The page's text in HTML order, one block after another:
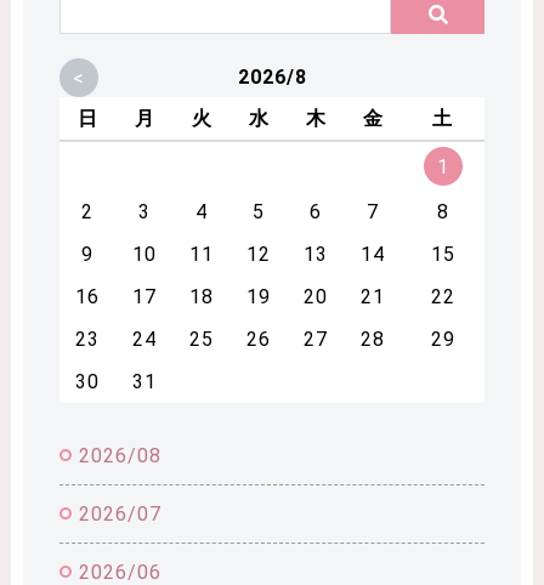
<
2026/8
日
月 火 水 木 金 土
1
2
3 4 5 6 7
8
9
10 11 12 13 14
15
16
17 18 19 20 21
22
23
24 25 26 27 28
29
30
31
2026/08
2026/07
2026/06